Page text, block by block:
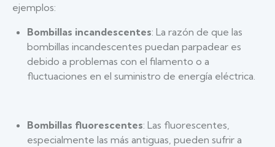
ejemplos:
Bombillas incandescentes: La razón de que las
bombillas incandescentes puedan parpadear es
debido a problemas con el filamento o a
fluctuaciones en el suministro de energía eléctrica.
Bombillas fluorescentes: Las fluorescentes,
especialmente las más antiguas, pueden sufrir a